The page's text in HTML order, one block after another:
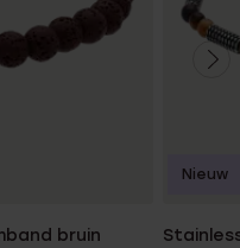
bruin
Nieuw